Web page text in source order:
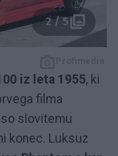
2 / 5
iz leta 1955, ki
filma
so slovitemu
konec. Luksuz